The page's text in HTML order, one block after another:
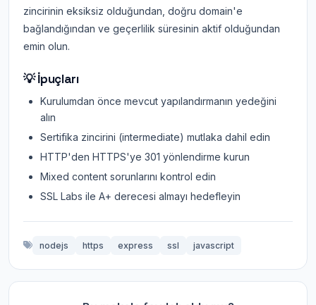
zincirinin eksiksiz olduğundan, doğru domain'e
bağlandığından ve geçerlilik süresinin aktif olduğundan
emin olun.
💡 İpuçları
Kurulumdan önce mevcut yapılandırmanın yedeğini
alın
Sertifika zincirini (intermediate) mutlaka dahil edin
HTTP'den HTTPS'ye 301 yönlendirme kurun
Mixed content sorunlarını kontrol edin
SSL Labs ile A+ derecesi almayı hedefleyin
nodejs https express ssl javascript